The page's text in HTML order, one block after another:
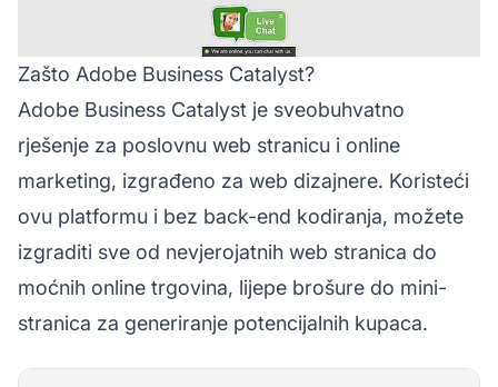
Zašto Adobe Business Catalyst?
Adobe Business Catalyst je sveobuhvatno
rješenje za poslovnu web stranicu i online
marketing, izgrađeno za web dizajnere. Koristeći
ovu platformu i bez back-end kodiranja, možete
izgraditi sve od nevjerojatnih web stranica do
moćnih online trgovina, lijepe brošure do mini-
stranica za generiranje potencijalnih kupaca.